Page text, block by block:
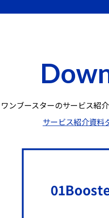
ンブースターのサービス紹
サービス紹介資料